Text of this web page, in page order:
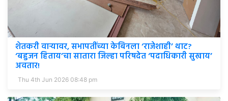
शेतकरी वाऱ्यावर, सभापतींच्या केबिनला ‘राजेशाही’ थाट?
‘बहुजन हिताय’चा सातारा जिल्हा परिषदेत ‘पदाधिकारी सुखाय’
अवतार!
Thu 4th Jun 2026 08:48 pm